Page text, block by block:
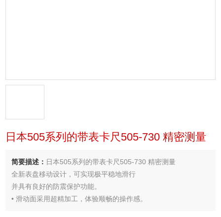
日本505系列的带表卡尺505-730 精密测量
简要描述： 日本505系列的带表卡尺505-730 精密测量
全新表盘移动设计，可实现极平稳地滑行
并具有良好的防震保护功能。
• 滑动面采用超精加工，体验顺畅的操作感。